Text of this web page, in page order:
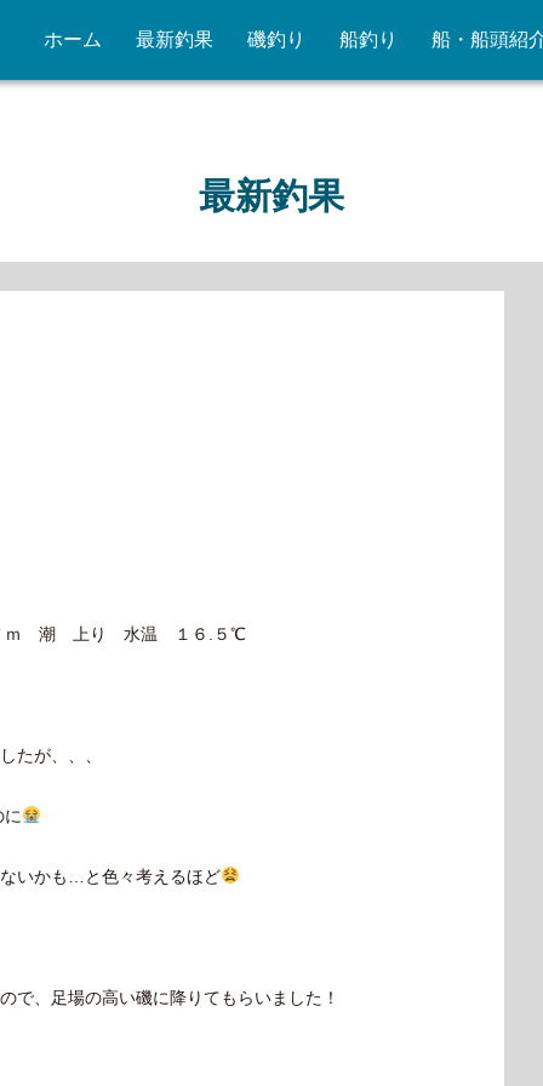
ホーム 最新釣果 磯釣り 船釣り 船・船頭紹
最新釣果
ｍ 潮 上り 水温 １６.５℃
たが、、、
いかも…と色々考えるほど
で、足場の高い磯に降りてもらいました！